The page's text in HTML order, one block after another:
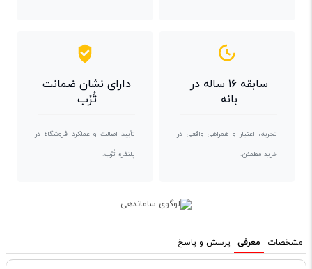
سابقه ۱۶ ساله در
بانه
تجربه، اعتبار و همراهی واقعی در
خرید مطمئن.
دارای نشان ضمانت
تُرُب
تأیید اصالت و عملکرد فروشگاه در
پلتفرم تُرُب.
مشخصات معرفی پرسش و پاسخ